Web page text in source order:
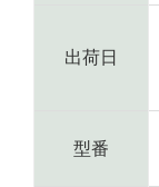
出荷日
型番